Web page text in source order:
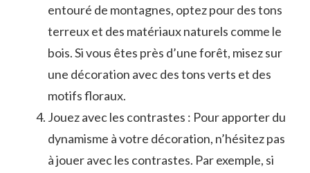
entouré ⁢de montagnes, optez pour des tons
terreux et des matériaux naturels comme le
bois. Si ⁣vous‌ êtes ⁣près d’une forêt, misez‍ sur
une décoration ‌avec des tons verts et​ des
motifs⁤ floraux.
Jouez avec les contrastes : Pour apporter du
dynamisme à votre décoration,⁢ n’hésitez pas
à‍ jouer avec les contrastes.​ Par ​exemple, si